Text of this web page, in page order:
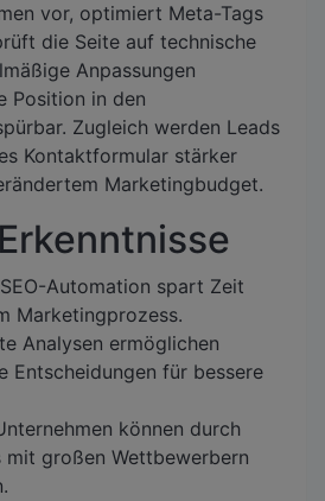
vor, optimiert Meta-Tags
die Seite auf technische
Anpassungen
Position in den
Zugleich werden Leads
Kontaktformular stärker
Marketingbudget.
Automation spart Zeit
Marketingprozess.
Analysen ermöglichen
Entscheidungen für bessere
können durch
mit großen Wettbewerbern